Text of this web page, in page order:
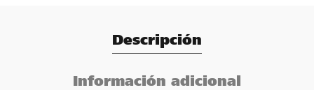
Descripción
Información adicional